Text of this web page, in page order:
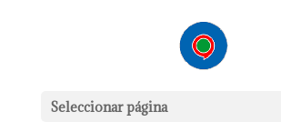
Seleccionar página